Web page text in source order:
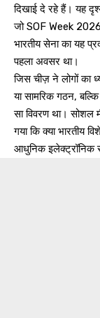
दिखाई दे रहे हैं। यह
जो SOF Week 2026
भारतीय सेना का यह
पहला अवसर था।
जिस चीज़ ने लोगों का
या सामरिक गठन,
सा विवरण था। सोशल
गया कि क्या भारतीय
आधुनिक इलेक्ट्रॉनिक